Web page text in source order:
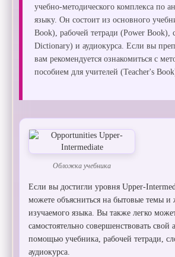
учебно-методического комплекса по
языку. Он состоит из основного
Book), рабочей тетради (Power Book),
Dictionary) и аудиокурса. Если вы
вам рекомендуется ознакомиться с
пособием для учителей (Teacher's
Обложка учебника
Если вы достигли уровня Upper-
можете объясниться на бытовые темы и
изучаемого языка. Вы также легко
самостоятельно совершенствовать свой
помощью учебника, рабочей тетради,
аудиокурса.